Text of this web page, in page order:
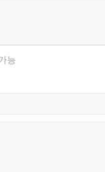
을 알려주는 것을
즐거움을 느낄 수
능